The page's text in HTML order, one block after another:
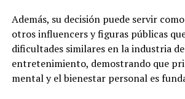
Además, su decisión puede servir
otros influencers y figuras públicas
dificultades similares en la industria
entretenimiento, demostrando que
mental y el bienestar personal es